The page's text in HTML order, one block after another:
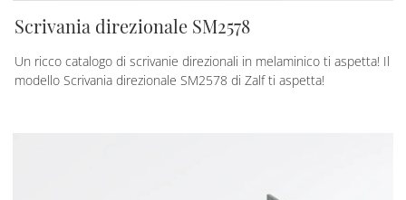
Scrivania direzionale SM2578
Un ricco catalogo di scrivanie direzionali in melaminico ti aspetta! Il
modello Scrivania direzionale SM2578 di Zalf ti aspetta!